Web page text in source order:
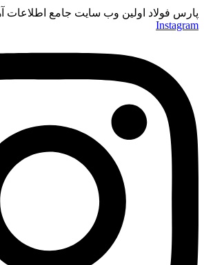
پارس فولاد اولین وب سایت جامع اطلاعات
Instagram